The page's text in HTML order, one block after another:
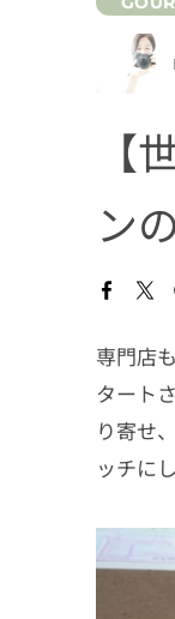
ン
専門店
タート
り寄せ
ッチに